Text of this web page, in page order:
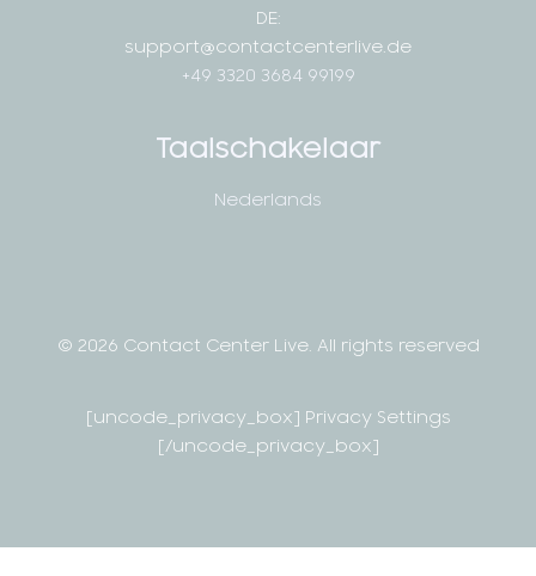
DE:
support@contactcenterlive.de
+49 3320 3684 99199
Taalschakelaar
Nederlands
© 2026 Contact Center Live. All rights reserved
[uncode_privacy_box] Privacy Settings
[/uncode_privacy_box]